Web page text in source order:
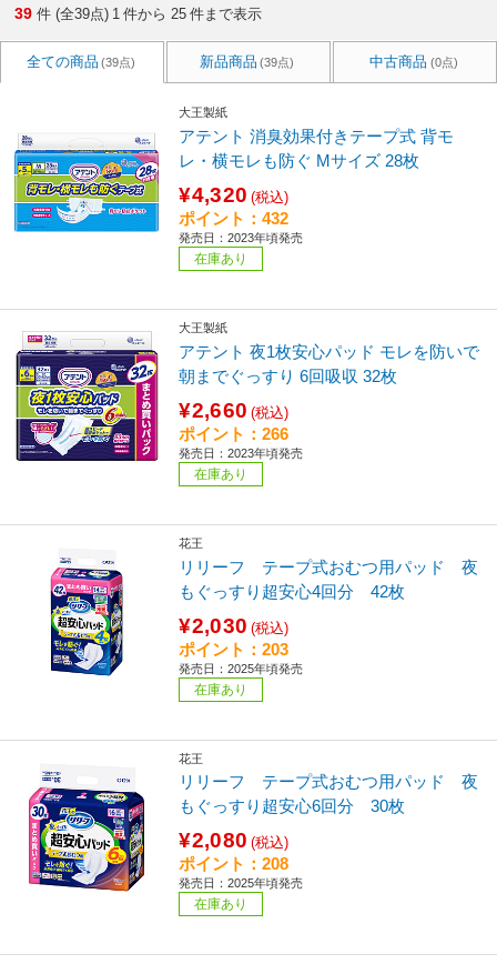
39 件 (全39点) 1 件から 25 件まで表示
全ての商品 (39点) 新品商品 (39点) 中古商品 (0点)
大王製紙
アテント 消臭効果付きテープ式 背モ
レ・横モレも防ぐ Mサイズ 28枚
¥4,320 (税込)
ポイント：432
発売日：2023年頃発売
在庫あり
大王製紙
アテント 夜1枚安心パッド モレを防いで
朝までぐっすり 6回吸収 32枚
¥2,660 (税込)
ポイント：266
発売日：2023年頃発売
在庫あり
花王
リリーフ テープ式おむつ用パッド 夜
もぐっすり超安心4回分 42枚
¥2,030 (税込)
ポイント：203
発売日：2025年頃発売
在庫あり
花王
リリーフ テープ式おむつ用パッド 夜
もぐっすり超安心6回分 30枚
¥2,080 (税込)
ポイント：208
発売日：2025年頃発売
在庫あり